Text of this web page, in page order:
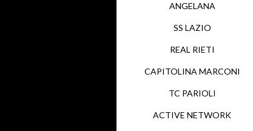
ANGELANA
SS LAZIO
REAL RIETI
CAPITOLINA MARCONI
TC PARIOLI
ACTIVE NETWORK